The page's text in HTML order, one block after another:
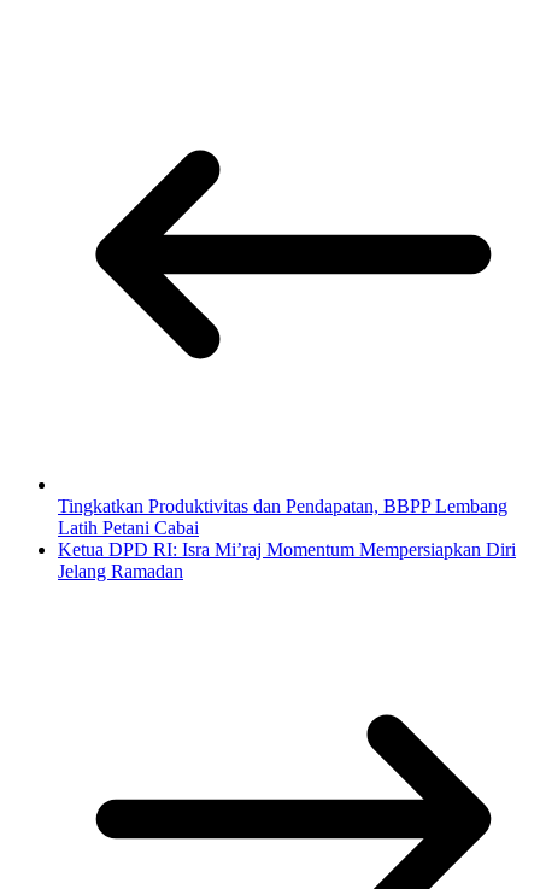
Tingkatkan Produktivitas dan Pendapatan, BBPP Lembang
Latih Petani Cabai
Ketua DPD RI: Isra Mi’raj Momentum Mempersiapkan Diri
Jelang Ramadan